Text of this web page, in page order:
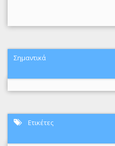
Σημαντικά
Ετικέτες